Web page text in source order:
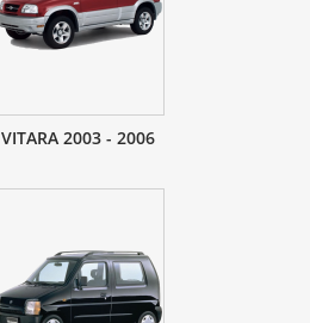
VITARA 2003 - 2006